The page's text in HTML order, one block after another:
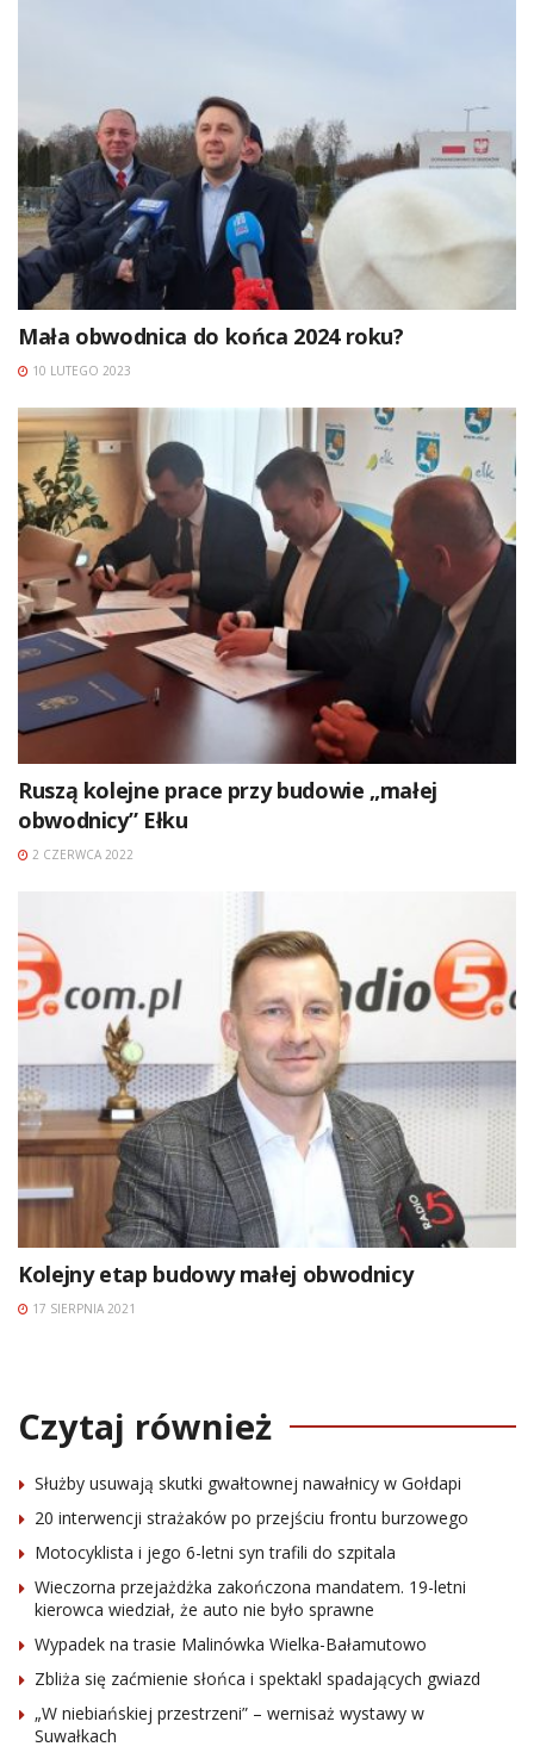
Mała obwodnica do końca 2024 roku?
10 LUTEGO 2023
Ruszą kolejne prace przy budowie „małej
obwodnicy” Ełku
2 CZERWCA 2022
Kolejny etap budowy małej obwodnicy
17 SIERPNIA 2021
Czytaj również
Służby usuwają skutki gwałtownej nawałnicy w Gołdapi
20 interwencji strażaków po przejściu frontu burzowego
Motocyklista i jego 6-letni syn trafili do szpitala
Wieczorna przejażdżka zakończona mandatem. 19-letni
kierowca wiedział, że auto nie było sprawne
Wypadek na trasie Malinówka Wielka-Bałamutowo
Zbliża się zaćmienie słońca i spektakl spadających gwiazd
„W niebiańskiej przestrzeni” – wernisaż wystawy w
Suwałkach